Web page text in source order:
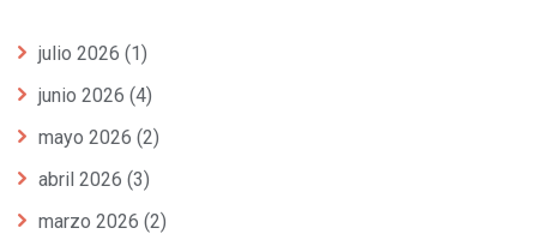
julio 2026 (1)
junio 2026 (4)
mayo 2026 (2)
abril 2026 (3)
marzo 2026 (2)